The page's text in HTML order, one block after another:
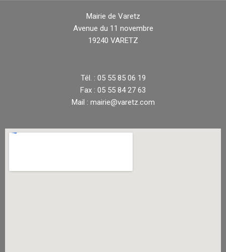
Mairie de Varetz
Avenue du 11 novembre
19240 VARETZ
Tél. : 05 55 85 06 19
Fax : 05 55 84 27 63
Mail : mairie@varetz.com